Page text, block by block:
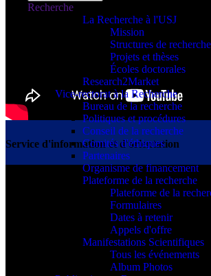
Recherche
La Recherche à l'USJ
Mission
Structures de recherche
Projets et thèses
Écoles doctorales
Research2Market
Vice-rectorat à la Recherche
Bureau de la recherche
Politiques et procédures
Conseil de la recherche
Comités d'éthiques
Partenaires
Organisme de financement
Plateforme de la recherche
Plateforme de la
Formulaires
Dates à retenir
Appels d'offre
Manifestations Scientifiques
Tous les événements
Album Photos
Service d'information et d'orientation